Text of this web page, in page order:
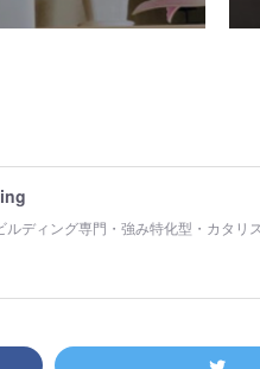
ルディング専門・強み特化型・カタ